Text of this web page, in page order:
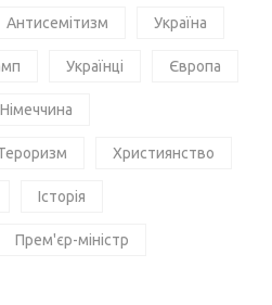
Антисемітизм Україна
Українці Європа
Німеччина
Християнство
Історія
Прем'єр-міністр